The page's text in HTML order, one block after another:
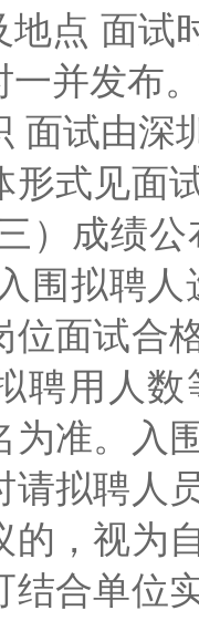
地点 面
并发布
面试由深
形式见面
）成绩
围拟聘
面试合
聘用人
为准。入
请拟聘人
的，视为
结合单位